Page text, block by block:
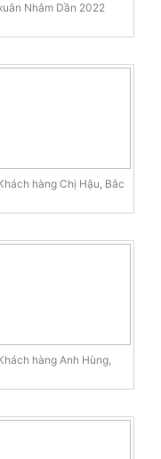
Nhâm Dần 2022
hàng Chị Hậu, Bắc
hàng Anh Hùng,